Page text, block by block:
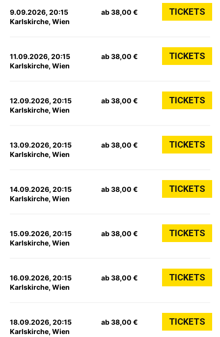
9.09.2026, 20:15
Karlskirche, Wien
ab 38,00 € TICKETS
11.09.2026, 20:15
Karlskirche, Wien
ab 38,00 € TICKETS
12.09.2026, 20:15
Karlskirche, Wien
ab 38,00 € TICKETS
13.09.2026, 20:15
Karlskirche, Wien
ab 38,00 € TICKETS
14.09.2026, 20:15
Karlskirche, Wien
ab 38,00 € TICKETS
15.09.2026, 20:15
Karlskirche, Wien
ab 38,00 € TICKETS
16.09.2026, 20:15
Karlskirche, Wien
ab 38,00 € TICKETS
18.09.2026, 20:15
Karlskirche, Wien
ab 38,00 € TICKETS